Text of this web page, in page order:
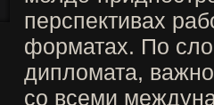
перспективах
форматах. По
дипломата,
со всеми